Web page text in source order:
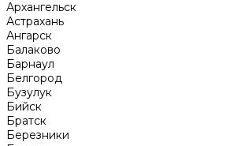
Архангельск
Астрахань
Ангарск
Балаково
Барнаул
Белгород
Бузулук
Бийск
Братск
Березники